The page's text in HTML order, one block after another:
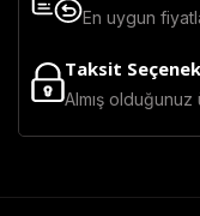
En uygun
Taksit
Almış olduğunuz